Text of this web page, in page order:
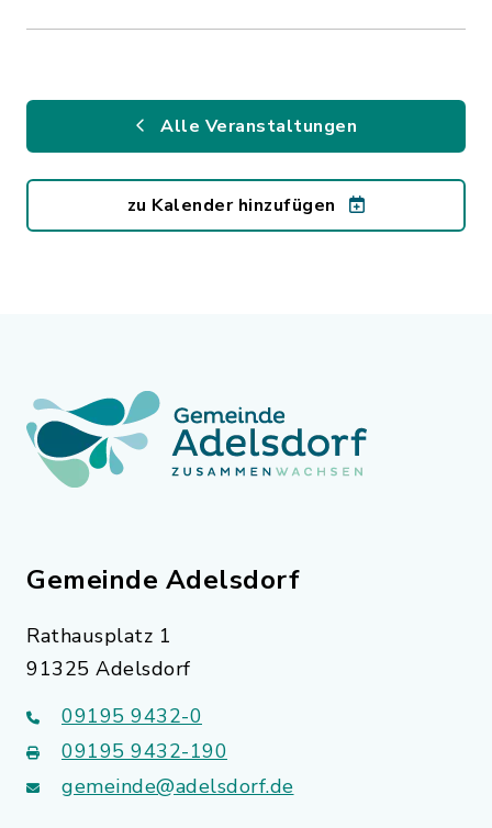
Alle Veranstaltungen
zu Kalender hinzufügen
Gemeinde Adelsdorf
Rathausplatz 1
91325 Adelsdorf
09195 9432-0
09195 9432-190
gemeinde@adelsdorf.de